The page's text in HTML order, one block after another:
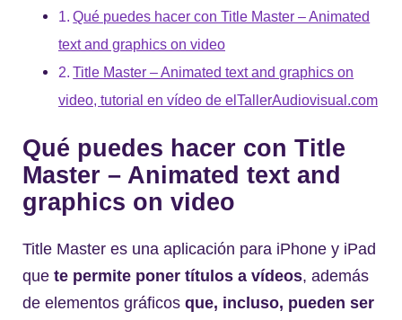
Qué puedes hacer con Title Master – Animated
text and graphics on video
Title Master – Animated text and graphics on
video, tutorial en vídeo de elTallerAudiovisual.com
Qué puedes hacer con Title
Master – Animated text and
graphics on video
Title Master es una aplicación para iPhone y iPad
que te permite poner títulos a vídeos, además
de elementos gráficos que, incluso, pueden ser